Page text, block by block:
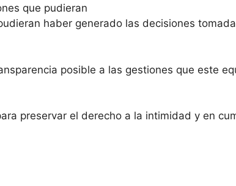
que pudieran
haber generado las decisiones
posible a las gestiones que este
preservar el derecho a la intimidad y en